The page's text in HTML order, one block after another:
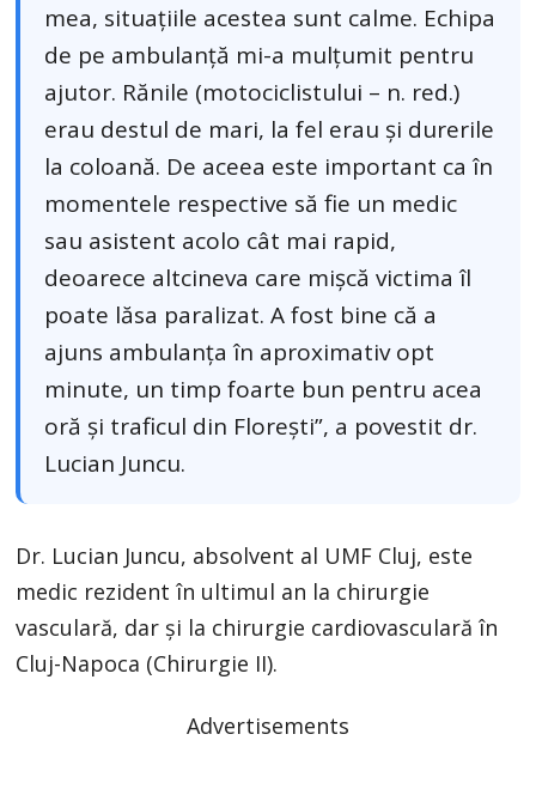
mea, situațiile acestea sunt calme. Echipa
de pe ambulanță mi-a mulțumit pentru
ajutor. Rănile (motociclistului – n. red.)
erau destul de mari, la fel erau și durerile
la coloană. De aceea este important ca în
momentele respective să fie un medic
sau asistent acolo cât mai rapid,
deoarece altcineva care mișcă victima îl
poate lăsa paralizat. A fost bine că a
ajuns ambulanța în aproximativ opt
minute, un timp foarte bun pentru acea
oră și traficul din Florești”, a povestit dr.
Lucian Juncu.
Dr. Lucian Juncu, absolvent al UMF Cluj, este
medic rezident în ultimul an la chirurgie
vasculară, dar și la chirurgie cardiovasculară în
Cluj-Napoca (Chirurgie II).
Advertisements